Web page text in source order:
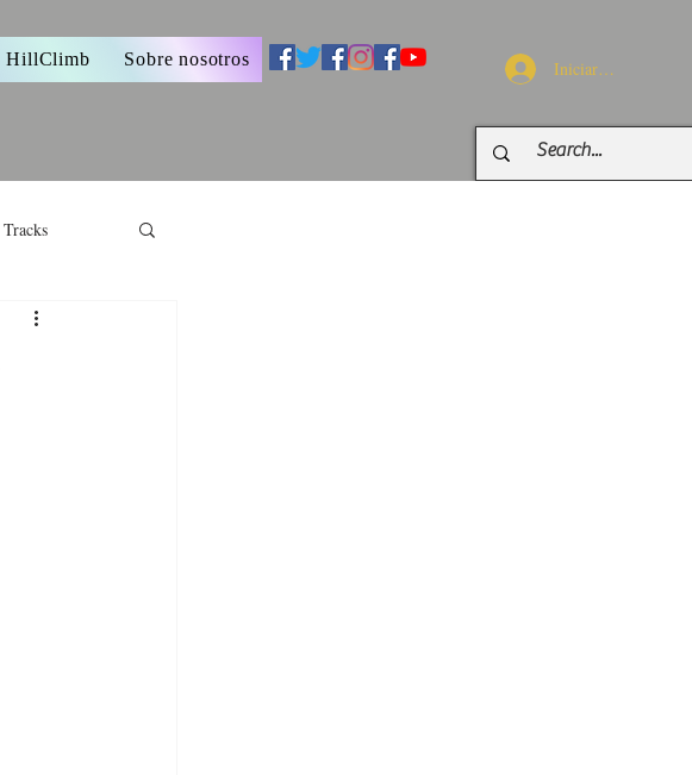
HillClimb Sobre nosotros Iniciar sesión
Tracks